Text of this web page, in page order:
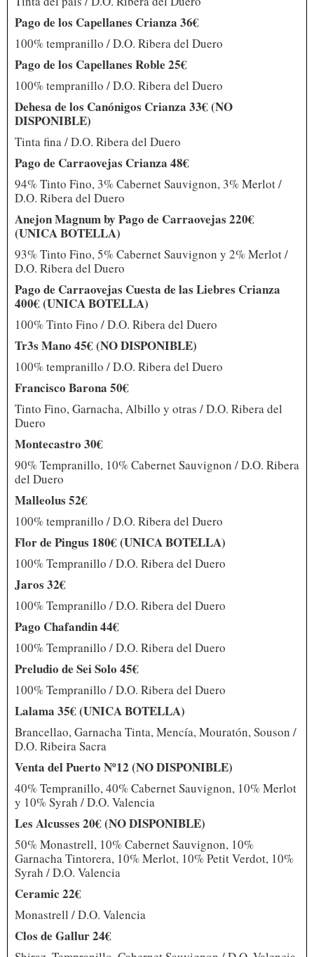
Pago de los Capellanes Crianza 36€
100% tempranillo / D.O. Ribera del Duero
Pago de los Capellanes Roble 25€
100% tempranillo / D.O. Ribera del Duero
Dehesa de los Canónigos Crianza 33€ (NO
DISPONIBLE)
Tinta fina / D.O. Ribera del Duero
Pago de Carraovejas Crianza 48€
94% Tinto Fino, 3% Cabernet Sauvignon, 3% Merlot /
D.O. Ribera del Duero
Anejon Magnum by Pago de Carraovejas 220€
(UNICA BOTELLA)
93% Tinto Fino, 5% Cabernet Sauvignon y 2% Merlot ­/
D.O. Ribera del Duero
Pago de Carraovejas Cuesta de las Liebres Crianza
400€ (UNICA BOTELLA)
100% Tinto Fino / D.O. Ribera del Duero
Tr3s Mano 45€ (NO DISPONIBLE)
100% tempranillo / D.O. Ribera del Duero
Francisco Barona 50€
Tinto Fino, Garnacha, Albillo y otras / D.O. Ribera del
Duero
Montecastro 30€
90% Tempranillo, 10% Cabernet Sauvignon / D.O. Ribera
del Duero
Malleolus 52€
100% tempranillo / D.O. Ribera del Duero
Flor de Pingus 180€ (UNICA BOTELLA)
100% Tempranillo / D.O. Ribera del Duero
Jaros 32€
100% Tempranillo / D.O. Ribera del Duero
Pago Chafandin 44€
100% Tempranillo / D.O. Ribera del Duero
Preludio de Sei Solo 45€
100% Tempranillo / D.O. Ribera del Duero
Lalama 35€ (UNICA BOTELLA)
Brancellao, Garnacha Tinta, Mencía, Mouratón, Souson /
D.O. Ribeira Sacra
Venta del Puerto Nº12 (NO DISPONIBLE)
40% Tempranillo, 40% Cabernet Sauvignon, 10% Merlot
y 10% Syrah / D.O. Valencia
Les Alcusses 20€ (NO DISPONIBLE)
50% Monastrell, 10% Cabernet Sauvignon, 10%
Garnacha Tintorera, 10% Merlot, 10% Petit Verdot, 10%
Syrah / D.O. Valencia
Ceramic 22€
Monastrell / D.O. Valencia
Clos de Gallur 24€